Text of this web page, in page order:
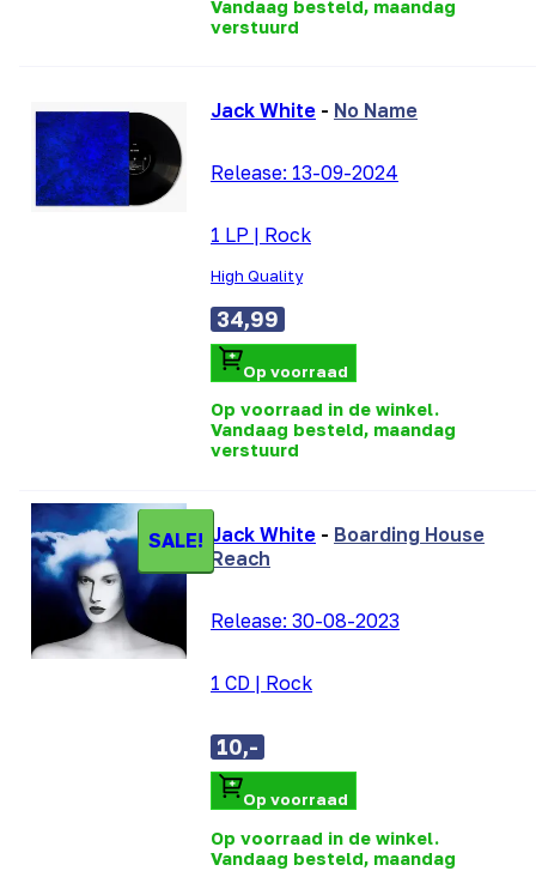
Vandaag besteld, maandag
verstuurd
Jack White - No Name
Release: 13-09-2024
1 LP | Rock
High Quality
34,99
Op voorraad
Op voorraad in de winkel.
Vandaag besteld, maandag
verstuurd
SALE! Jack White - Boarding House
Reach
Release: 30-08-2023
1 CD | Rock
10,-
Op voorraad
Op voorraad in de winkel.
Vandaag besteld, maandag